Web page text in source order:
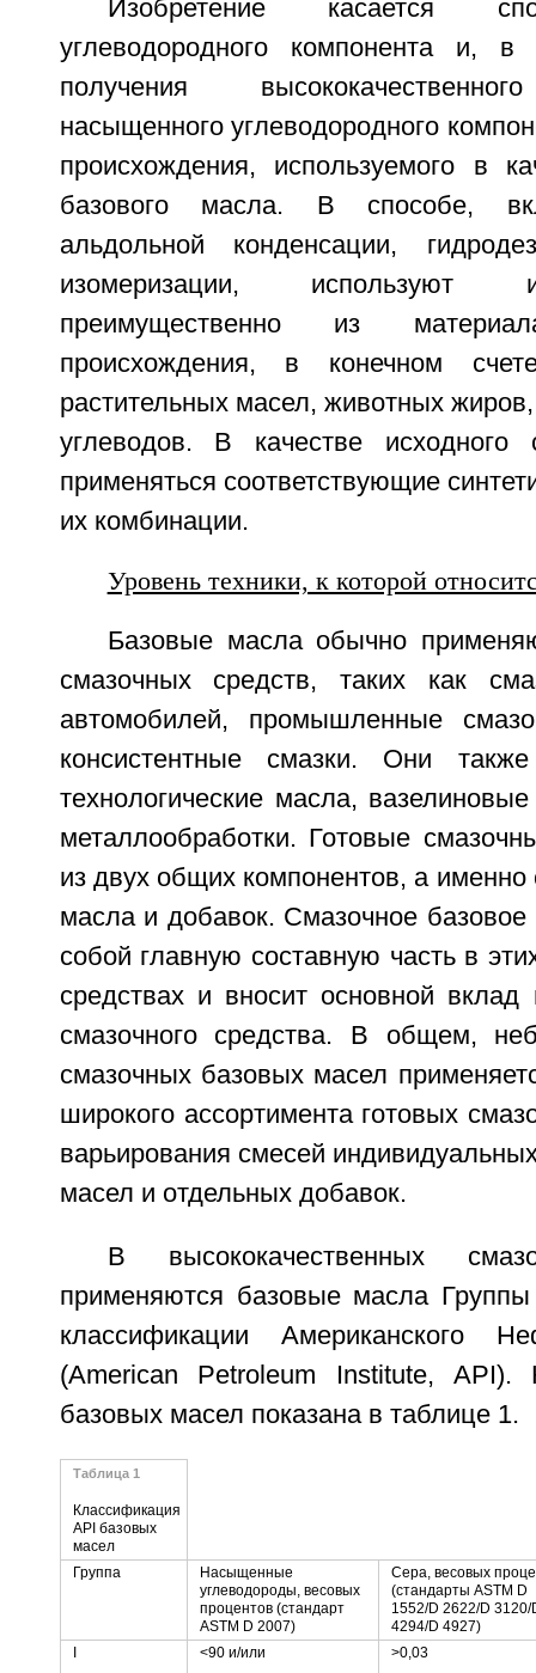
Изобретение касается
углеводородного компонента и, в
получения
насыщенного углеводородного
происхождения, используемого в
базового масла. В способе,
альдольной конденсации,
изомеризации, используют
преимущественно из
происхождения, в конечном
растительных масел, животных
углеводов. В качестве исходного
применяться соответствующие
их комбинации.
Уровень техники, к которой
Базовые масла обычно
смазочных средств, таких как
автомобилей, промышленные
консистентные смазки. Они
технологические масла,
металлообработки. Готовые
из двух общих компонентов, а именно
масла и добавок. Смазочное базовое
собой главную составную часть в
средствах и вносит основной вклад
смазочного средства. В общем,
смазочных базовых масел
широкого ассортимента готовых
варьирования смесей
масел и отдельных добавок.
В высококачественных
применяются базовые масла
классификации Американского
(American Petroleum Institute, API).
базовых масел показана в таблице 1.
Таблица 1
Классификация
API базовых
масел
Группа
Насыщенные
углеводороды, весовых
процентов (стандарт
ASTM D 2007)
Сера, весовых
(стандарты ASTM D
1552/D 2622/D 3120/
4294/D 4927)
<90 и/или >0,03